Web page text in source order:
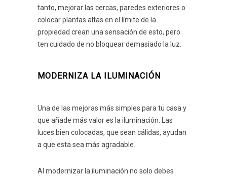
tanto, mejorar las cercas, paredes exteriores o
colocar plantas altas en el límite de la
propiedad crean una sensación de esto, pero
ten cuidado de no bloquear demasiado la luz.
MODERNIZA LA ILUMINACIÓN
Una de las mejoras más simples para tu casa y
que añade más valor es la iluminación. Las
luces bien colocadas, que sean cálidas, ayudan
a que esta sea más agradable.
Al modernizar la iluminación no solo debes